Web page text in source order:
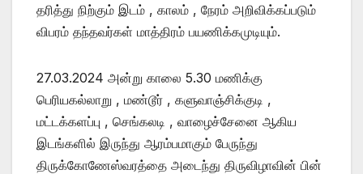
தரித்து நிற்கும் இடம் , காலம் , நேரம் அறிவிக்கப்படும்
விபரம் தந்தவர்கள் மாத்திரம் பயணிக்கமுடியும்.
27.03.2024 அன்று காலை 5.30 மணிக்கு
பெரியகல்லாறு , மண்டூர் , களுவாஞ்சிக்குடி ,
மட்டக்களப்பு , செங்கலடி , வாழைச்சேனை ஆகிய
இடங்களில் இருந்து ஆரம்பமாகும் பேருந்து
திருக்கோணேஸ்வரத்தை அடைந்து திருவிழாவின் பின்